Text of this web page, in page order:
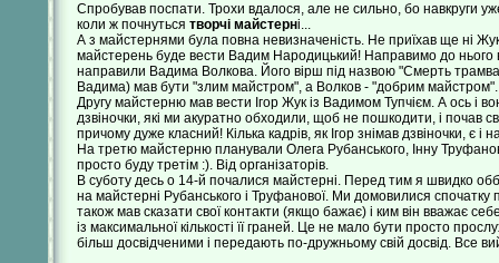
Спробував поспати. Трохи вдалося, але не сильно, бо навкруги
коли ж почнуться творчі майстерні...
А з майстернями була повна невизначеність. Не приїхав ще ні
майстерень буде вести Вадим Народицький! Направимо до нього
направили Вадима Волкова. Його вірш під назвою "Смерть
Вадима) мав бути "злим майстром", а Волков - "добрим
Другу майстерню мав вести Ігор Жук із Вадимом Тупчієм. А ось і
дзвіночки, які ми акуратно обходили, щоб не пошкодити, і
причому дуже класний! Кілька кадрів, як Ігор знімав дзвіночки, є і
На третю майстерню планували Олега Рубанського, Інну
просто буду третім :). Від організаторів.
В суботу десь о 14-й почалися майстерні. Перед тим я швидко
на майстерні Рубанського і Труфанової. Ми домовилися
також мав сказати свої контакти (якщо бажає) і ким він вважає
із максимальної кількості її граней. Це не мало бути просто
більш досвідченими і передають по-дружньому свій досвід. Все